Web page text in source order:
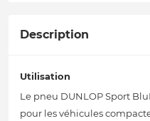
Description
Utilisation
Le pneu DUNLOP Sport
pour les véhicules